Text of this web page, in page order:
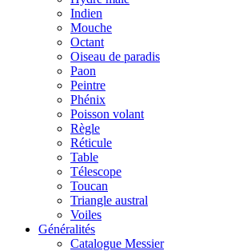
Indien
Mouche
Octant
Oiseau de paradis
Paon
Peintre
Phénix
Poisson volant
Règle
Réticule
Table
Télescope
Toucan
Triangle austral
Voiles
Généralités
Catalogue Messier